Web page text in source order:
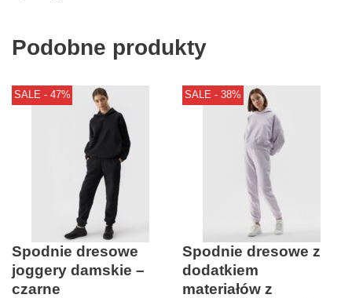
Podobne produkty
SALE - 47%
Spodnie dresowe
joggery damskie –
czarne
SALE - 38%
Spodnie dresowe z
dodatkiem
materiałów z